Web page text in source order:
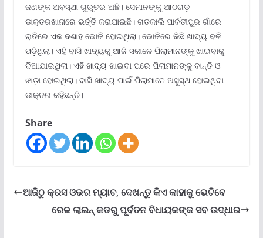
ଜଣଙ୍କ ଅବସ୍ଥା ଗୁରୁତର ଅଛି। ସେମାନଙ୍କୁ ଆଠଗଡ଼
ଡାକ୍ତରଖାନାରେ ଭର୍ତ୍ତି କରାଯାଇଛି। ଗତକାଲି ପାର୍ବତୀପୁର ଗାଁରେ
ରାତିରେ ଏକ ଦଶାହ ଭୋଜି ହୋଇଥିଲା। ଭୋଜିରେ କିଛି ଖାଦ୍ୟ ବଳି
ପଡ଼ିଥିଲା। ଏହି ବାସି ଖାଦ୍ୟକୁ ଆଜି ସକାଳେ ପିଲାମାନଙ୍କୁ ଖାଇବାକୁ
ଦିଆଯାଇଥିଲା। ଏହି ଖାଦ୍ୟ ଖାଇବା ପରେ ପିଲାମାନଙ୍କୁ ବାନ୍ତି ଓ
ଝାଡ଼ା ହୋଇଥିଲା। ବାସି ଖାଦ୍ୟ ପାଇଁ ପିଲାମାନେ ଅସୁସ୍ଥ ହୋଇଥିବା
ଡାକ୍ତର କହିଛନ୍ତି।
Share
ଆଜିଠୁ କ୍ରସ ଓଭର ମ୍ୟାଚ, ଦେଖନ୍ତୁ କିଏ କାହାକୁ ଭେଟିବେ
ରେଳ ଲାଇନ୍ କଡରୁ ପୂର୍ବତନ ବିଧାୟକଙ୍କ ସବ ଉଦ୍ଧାର